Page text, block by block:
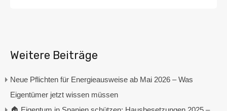
Weitere Beiträge
Neue Pflichten für Energieausweise ab Mai 2026 – Was
Eigentümer jetzt wissen müssen